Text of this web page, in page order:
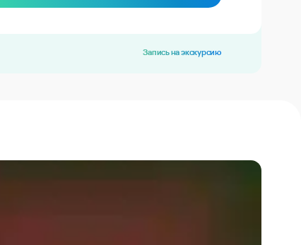
Запись на экскурсию